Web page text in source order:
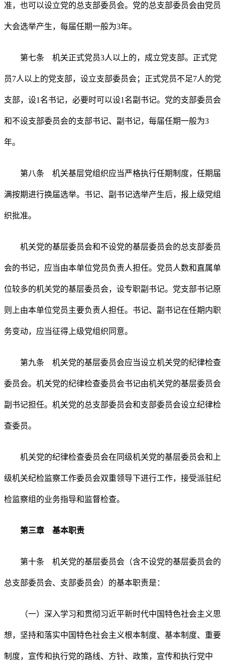
准，也可以设立党的总支部委员会。党的总支部委员会由党员
大会选举产生，每届任期一般为3年。
第七条 机关正式党员3人以上的，成立党支部。正式党
员7人以上的党支部，设立支部委员会；正式党员不足7人的党
支部，设1名书记，必要时可以设1名副书记。党的支部委员会
和不设支部委员会的支部书记、副书记，每届任期一般为3
年。
第八条 机关基层党组织应当严格执行任期制度，任期届
满按期进行换届选举。书记、副书记选举产生后，报上级党组
织批准。
机关党的基层委员会和不设党的基层委员会的总支部委员
会的书记，应当由本单位党员负责人担任。党员人数和直属单
位较多的机关党的基层委员会，设专职副书记。党支部书记原
则上由本单位党员主要负责人担任。书记、副书记在任期内职
务变动，应当征得上级党组织同意。
第九条 机关党的基层委员会应当设立机关党的纪律检查
委员会。机关党的纪律检查委员会书记由机关党的基层委员会
副书记担任。机关党的总支部委员会和支部委员会设立纪律检
查委员。
机关党的纪律检查委员会在同级机关党的基层委员会和上
级机关纪检监察工作委员会双重领导下进行工作，接受派驻纪
检监察组的业务指导和监督检查。
第三章 基本职责
第十条 机关党的基层委员会（含不设党的基层委员会的
总支部委员会、支部委员会）的基本职责是：
（一）深入学习和贯彻习近平新时代中国特色社会主义思
想，坚持和落实中国特色社会主义根本制度、基本制度、重要
制度，宣传和执行党的路线、方针、政策，宣传和执行党中